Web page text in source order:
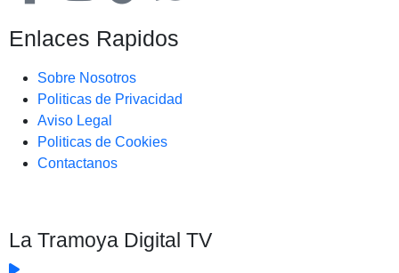
Enlaces Rapidos
Sobre Nosotros
Politicas de Privacidad
Aviso Legal
Politicas de Cookies
Contactanos
La Tramoya Digital TV